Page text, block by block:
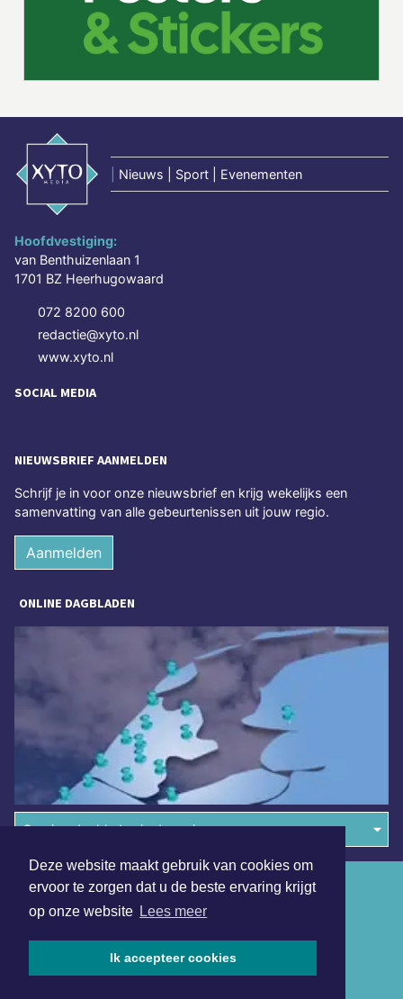
Deze website maakt gebruik van cookies om
ervoor te zorgen dat u de beste ervaring krijgt
op onze website Lees meer
Ik accepteer cookies
Nieuws | Sport | Evenementen
Hoofdvestiging:
van Benthuizenlaan 1
1701 BZ Heerhugowaard
072 8200 600
redactie@xyto.nl
www.xyto.nl
SOCIAL MEDIA
NIEUWSBRIEF AANMELDEN
Schrijf je in voor onze nieuwsbrief en krijg wekelijks een
samenvatting van alle gebeurtenissen uit jouw regio.
Aanmelden
ONLINE DAGBLADEN
Overige dagbladen in de regio
Algemene voorwaarden
Disclaimer